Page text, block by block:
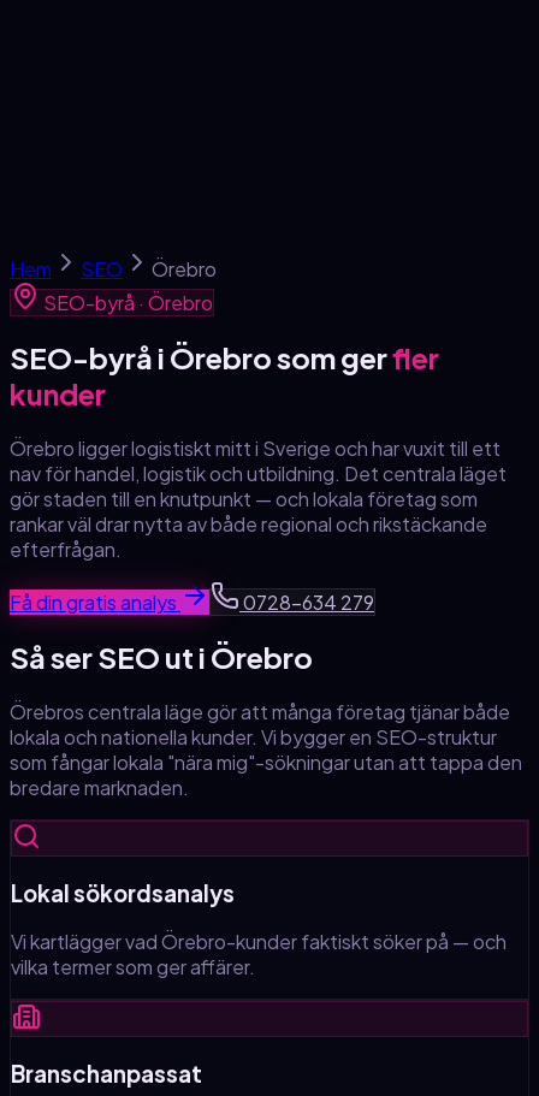
Hem SEO
Örebro
SEO-byrå · Örebro
SEO-byrå i Örebrosom gerfler
kunder
Örebro ligger logistiskt mitt i Sverige och har vuxit till ett
nav för handel, logistik och utbildning. Det centrala läget
gör staden till en knutpunkt — och lokala företag som
rankar väl drar nytta av både regional och rikstäckande
efterfrågan.
Få din gratis analys 0728-634 279
Så ser SEO ut i Örebro
Örebros centrala läge gör att många företag tjänar både
lokala och nationella kunder. Vi bygger en SEO-struktur
som fångar lokala "nära mig"-sökningar utan att tappa den
bredare marknaden.
Lokal sökordsanalys
Vi kartlägger vad Örebro-kunder faktiskt söker på — och
vilka termer som ger affärer.
Branschanpassat